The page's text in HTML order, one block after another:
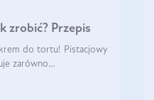
zrobić? Przepis
do tortu! Pistacjowy
zarówno